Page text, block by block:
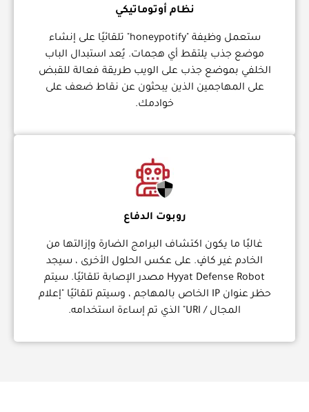
نظام أوتوماتيكي
ستعمل وظيفة "honeypotify" تلقائيًا على إنشاء
موضع جذب يلتقط أي هجمات. يُعد استبدال الباب
الخلفي بموضع جذب على الويب طريقة فعالة للقبض
على المهاجمين الذين يبحثون عن نقاط ضعف على
خوادمك.
روبوت الدفاع
غالبًا ما يكون اكتشاف البرامج الضارة وإزالتها من
الخادم غير كافٍ. على عكس الحلول الأخرى ، سيجد
Hyyat Defense Robot مصدر الإصابة تلقائيًا. سيتم
حظر عنوان IP الخاص بالمهاجم ، وسيتم تلقائيًا "إعلام
المجال / URI" الذي تم إساءة استخدامه.